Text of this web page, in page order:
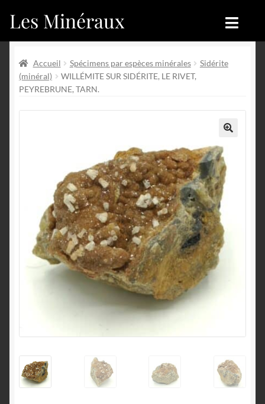
Aller
à
navigation
Aller
au
Les Minéraux
Catégories
Nouveautés
Français
English
Boutique
Nouveautés
Contactez-nous
Sites amis
Accueil Spécimens par espèces minérales
Sidérite
(minéral)
WILLÉMITE SUR SIDÉRITE, LE RIVET,
PEYREBRUNE, TARN.